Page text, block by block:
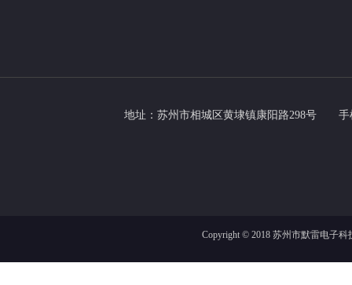
地址：苏州市相城区黄埭镇康阳路298号
Copyright © 2018 苏州市默雷电子科